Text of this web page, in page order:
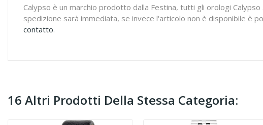
Calypso è un marchio prodotto dalla Festina, tutti gli orologi
spedizione sarà immediata, se invece l'articolo non è disponibile è
contatto.
16 Altri Prodotti Della Stessa Categoria: